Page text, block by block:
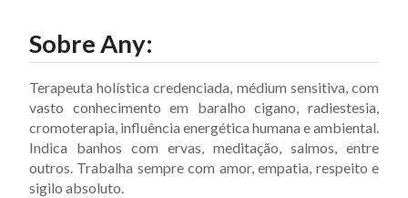
SobreAny:
Terapeuta holística credenciada, médium sensitiva, com
vasto conhecimento em baralho cigano, radiestesia,
cromoterapia, influência energética humana e ambiental.
Indica banhos com ervas, meditação, salmos, entre
outros. Trabalha sempre com amor, empatia, respeito e
sigilo absoluto.